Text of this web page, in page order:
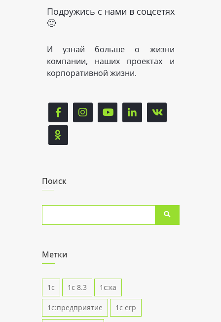
Подружись с нами в соцсетях
🙂
И узнай больше о жизни
компании, наших проектах и
корпоративной жизни.
Поиск
Метки
1с 1с 8.3 1с:ка
1с:предприятие 1с erp